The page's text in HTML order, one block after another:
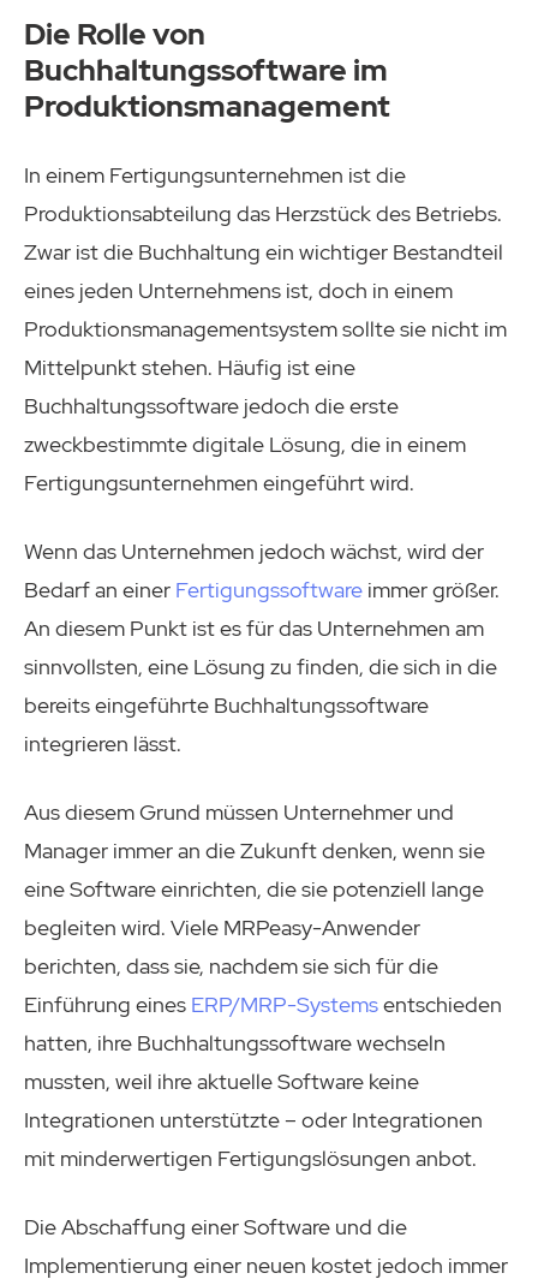
Die Rolle von
Buchhaltungssoftware im
Produktionsmanagement
In einem Fertigungsunternehmen ist die
Produktionsabteilung das Herzstück des Betriebs.
Zwar ist die Buchhaltung ein wichtiger Bestandteil
eines jeden Unternehmens ist, doch in einem
Produktionsmanagementsystem sollte sie nicht im
Mittelpunkt stehen. Häufig ist eine
Buchhaltungssoftware jedoch die erste
zweckbestimmte digitale Lösung, die in einem
Fertigungsunternehmen eingeführt wird.
Wenn das Unternehmen jedoch wächst, wird der
Bedarf an einer Fertigungssoftware immer größer.
An diesem Punkt ist es für das Unternehmen am
sinnvollsten, eine Lösung zu finden, die sich in die
bereits eingeführte Buchhaltungssoftware
integrieren lässt.
Aus diesem Grund müssen Unternehmer und
Manager immer an die Zukunft denken, wenn sie
eine Software einrichten, die sie potenziell lange
begleiten wird. Viele MRPeasy-Anwender
berichten, dass sie, nachdem sie sich für die
Einführung eines ERP/MRP-Systemsentschieden
hatten, ihre Buchhaltungssoftware wechseln
mussten, weil ihre aktuelle Software keine
Integrationen unterstützte – oder Integrationen
mit minderwertigen Fertigungslösungen anbot.
Die Abschaffung einer Software und die
Implementierung einer neuen kostet jedoch immer